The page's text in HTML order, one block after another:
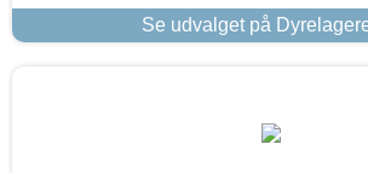
Se udvalget på